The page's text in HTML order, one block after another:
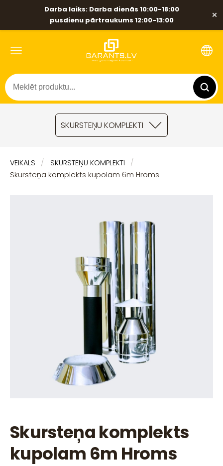
Darba laiks: Darba dienās 10:00-18:00
pusdienu pārtraukums 12:00-13:00
×
SKURSTEŅU KOMPLEKTI
VEIKALS
SKURSTEŅU KOMPLEKTI
Skursteņa komplekts kupolam 6m Hroms
Skursteņa komplekts
kupolam 6m Hroms